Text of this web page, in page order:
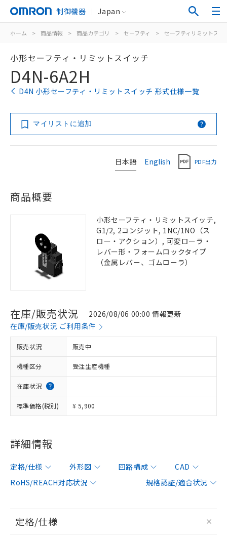
制御機器 Japan
ホーム > 商品情報 > 商品カテゴリ > セーフティ > セーフティリミットスイ
小形セーフティ・リミットスイッチ
D4N-6A2H
D4N 小形セーフティ・リミットスイッチ 形式仕様一覧
マイリストに追加
日本語 English PDF出力
商品概要
小形セーフティ・リミットスイッチ,
G1/2, 2コンジット, 1NC/1NO（ス
ロー・アクション）, 可変ローラ・
レバー形・フォームロックタイプ
（金属レバー、ゴムローラ）
在庫/販売状況
2026/08/06 00:00 情報更新
在庫/販売状況 ご利用条件
販売状況 販売中
機種区分 受注生産機種
在庫状況
標準価格(税別) ¥ 5,900
詳細情報
定格/仕様 外形図 回路構成
CAD
RoHS/REACH対応状況
規格認証/適合状況
定格/仕様